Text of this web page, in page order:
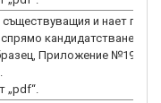
и нает
кандидатстването
Приложение №19 от